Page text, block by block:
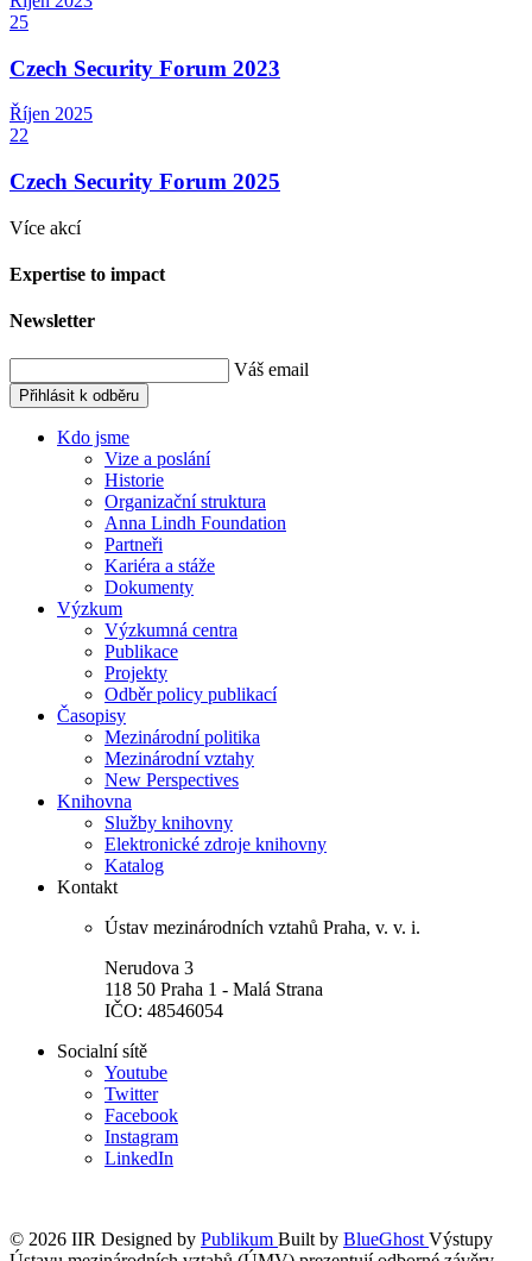
25
Czech Security Forum 2023
Říjen 2025
22
Czech Security Forum 2025
Více akcí
Expertise to impact
Newsletter
Váš email
Přihlásit k odběru
Kdo jsme
Vize a poslání
Historie
Organizační struktura
Anna Lindh Foundation
Partneři
Kariéra a stáže
Dokumenty
Výzkum
Výzkumná centra
Publikace
Projekty
Odběr policy publikací
Časopisy
Mezinárodní politika
Mezinárodní vztahy
New Perspectives
Knihovna
Služby knihovny
Elektronické zdroje knihovny
Katalog
Kontakt
Ústav mezinárodních vztahů Praha, v. v. i.
Nerudova 3
118 50 Praha 1 - Malá Strana
IČO: 48546054
Socialní sítě
Youtube
Twitter
Facebook
Instagram
LinkedIn
© 2026 IIR Designed by Publikum Built by BlueGhost Výstupy